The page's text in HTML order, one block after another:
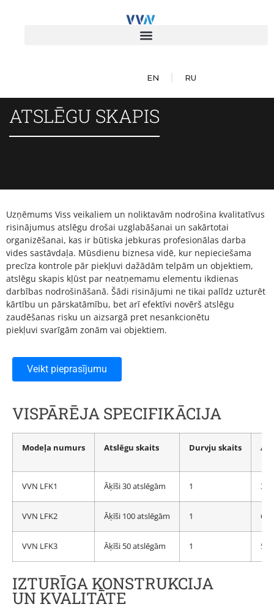
EN RU
ATSLĒGU SKAPIS
Uzņēmums Viss veikaliem un noliktavām nodrošina kvalitatīvus
risinājumus atslēgu drošai uzglabāšanai un sakārtotai
organizēšanai, kas ir būtiska jebkuras profesionālas darba
vides sastāvdaļa. Mūsdienu biznesa vidē, kur nepieciešama
precīza kontrole pār piekļuvi dažādām telpām un objektiem,
atslēgu skapis kļūst par neatņemamu elementu ikdienas
darbības nodrošināšanā. Šādi risinājumi ne tikai palīdz uzturēt
kārtību un pārskatāmību, bet arī efektīvi novērš atslēgu
zaudēšanas risku un aizsargā pret nesankcionētu
piekļuvi svarīgām zonām vai objektiem.
Veikt pieprasījumu
VISPĀRĒJA SPECIFIKĀCIJA
Modeļa numurs Atslēgu skaits Durvju skaits
VVN LFK1 Āķīši 30 atslēgām 1
VVN LFK2 Āķīši 100 atslēgām 1
VVN LFK3 Āķīši 50 atslēgām 1
IZTURĪGA KONSTRUKCIJA
UN KVALITĀTE